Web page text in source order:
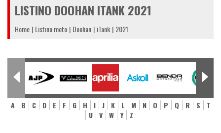
LISTINO DOOHAN ITANK 2021
Home Listino moto Doohan iTank 2021
A B C D E F G H I J K L M N O P Q R S
T
U
V W Y Z